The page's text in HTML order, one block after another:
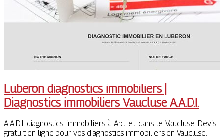
Luberon diagnostics immobiliers |
Diagnostics immobiliers Vaucluse A.A.D.I.
A.A.D.I. diagnostics immobiliers à Apt et dans le Vaucluse. Devis
gratuit en ligne pour vos diagnostics immobiliers en Vaucluse.